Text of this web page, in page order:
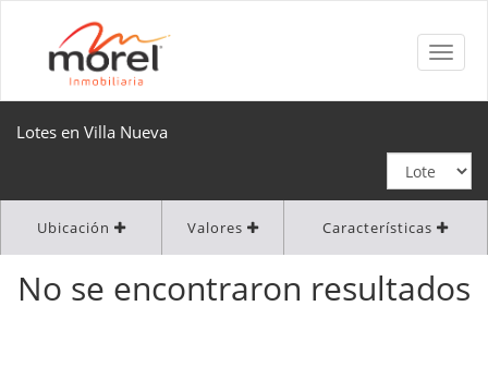
Lotes en Villa Nueva
Ubicación Valores Características
No se encontraron resultados